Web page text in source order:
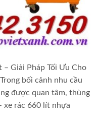
Giải Pháp Tối Ưu Cho
bối cảnh nhu cầu
được quan tâm, thùng
xe rác 660 lít nhựa